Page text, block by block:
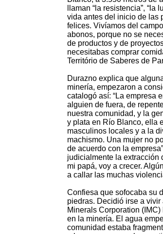
llaman “la resistencia”,
vida antes del inicio de las
felices. Vivíamos del
abonos, porque no se
de productos y de
necesitabas comprar
Território de Saberes de
Durazno explica que
minería, empezaron a
catalogó así: “La empresa
alguien de fuera, de
nuestra comunidad, y la
y plata en Río Blanco, ella
masculinos locales y a la
machismo. Una mujer no
de acuerdo con la
judicialmente la extracción
mi papá, voy a crecer.
a callar las muchas
Confiesa que sofocaba su
piedras. Decidió irse a
Minerals Corporation
en la minería. El agua
comunidad estaba